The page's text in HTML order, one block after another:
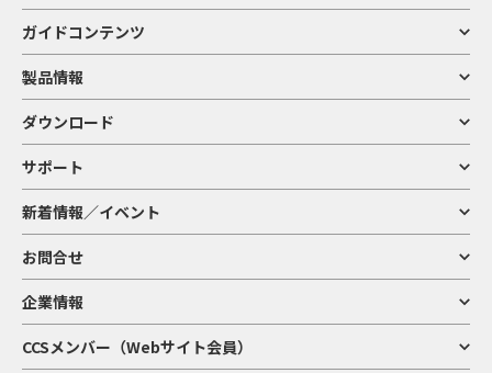
ガイドコンテンツ
製品情報
ダウンロード
サポート
新着情報／イベント
お問合せ
企業情報
CCSメンバー（Webサイト会員）